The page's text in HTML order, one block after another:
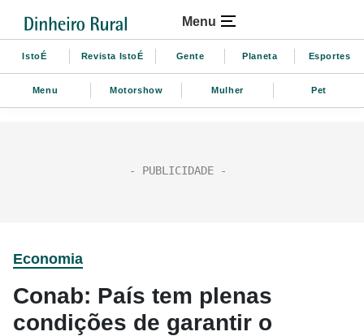
Menu
IstoÉ Revista IstoÉ Gente Planeta Esportes
Menu Motorshow Mulher Pet
Economia
Conab: País tem plenas
condições de garantir o